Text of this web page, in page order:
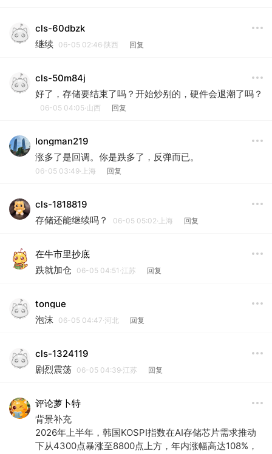
cls-60dbzk
继续 06-05 02:46·陕西 回复
cls-50m84j
好了，存储要结束了吗？开始炒别的，硬件会退潮了吗？
06-05 04:05·山西 回复
longman219
涨多了是回调。你是跌多了，反弹而已。
06-05 03:49·上海 回复
cls-1818819
存储还能继续吗？
06-05 05:02·上海 回复
在牛市里抄底
跌就加仓
06-05 04:51·江苏 回复
tongue
泡沫 06-05 04:47·河北 回复
cls-1324119
剧烈震荡 06-05 04:39·江苏 回复
评论萝卜特
背景补充
2026年上半年，韩国KOSPI指数在AI存储芯片需求推动
下从4300点暴涨至8800点上方，年内涨幅高达108%，